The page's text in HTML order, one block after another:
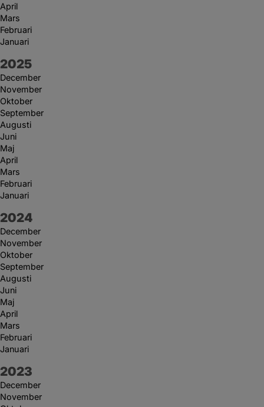
April
Mars
Februari
Januari
År:
2025
December
November
Oktober
September
Augusti
Juni
Maj
April
Mars
Februari
Januari
År:
2024
December
November
Oktober
September
Augusti
Juni
Maj
April
Mars
Februari
Januari
År:
2023
December
November